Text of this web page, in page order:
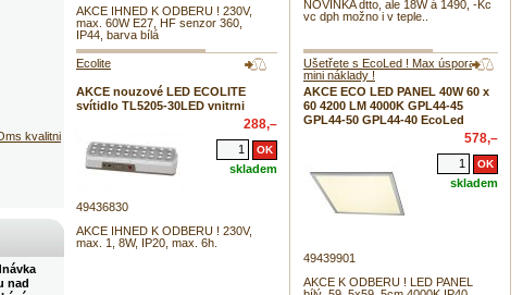
AKCE IHNED K ODBERU ! 230V,
max. 60W E27, HF senzor 360,
IP44, barva bílá
NOVINKA dtto, ale 18W á 1490, -Kc
vc dph možno i v teple..
Ecolite
AKCE nouzové LED ECOLITE
svítidlo TL5205-30LED vnitrni
288,–
skladem
49436830
AKCE IHNED K ODBERU ! 230V,
max. 1, 8W, IP20, max. 6h.
Ušetřete s EcoLed ! Max úspora s
mini náklady !
AKCE ECO LED PANEL 40W 60 x
60 4200 LM 4000K GPL44-45
GPL44-50 GPL44-40 EcoLed
578,–
skladem
49439901
AKCE K ODBERU ! LED PANEL
kvalitni
nad